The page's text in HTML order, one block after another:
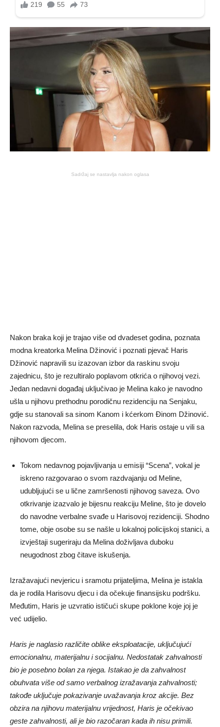
Sadržaj se nastavlja nakon oglasa
Nakon braka koji je trajao više od dvadeset godina, poznata
modna kreatorka Melina Džinović i poznati pjevač Haris
Džinović napravili su izazovan izbor da raskinu svoju
zajednicu, što je rezultiralo poplavom otkrića o njihovoj vezi.
Jedan nedavni događaj uključivao je Melina kako je navodno
ušla u njihovu prethodnu porodičnu rezidenciju na Senjaku,
gdje su stanovali sa sinom Kanom i kćerkom Đinom Džinović.
Nakon razvoda, Melina se preselila, dok Haris ostaje u vili sa
njihovom djecom.
Tokom nedavnog pojavljivanja u emisiji “Scena”, vokal je
iskreno razgovarao o svom razdvajanju od Meline,
udubljujući se u lične zamršenosti njihovog saveza. Ovo
otkrivanje izazvalo je bijesnu reakciju Meline, što je dovelo
do navodne verbalne svađe u Harisovoj rezidenciji. Shodno
tome, obje osobe su se našle u lokalnoj policijskoj stanici, a
izvještaji sugeriraju da Melina doživljava duboku
neugodnost zbog čitave iskušenja.
Izražavajući nevjericu i sramotu prijateljima, Melina je istakla
da je rodila Harisovu djecu i da očekuje finansijsku podršku.
Međutim, Haris je uzvratio ističući skupe poklone koje joj je
već udijelio.
Haris je naglasio različite oblike eksploatacije, uključujući
emocionalnu, materijalnu i socijalnu. Nedostatak zahvalnosti
bio je posebno bolan za njega. Istakao je da zahvalnost
obuhvata više od samo verbalnog izražavanja zahvalnosti;
takođe uključuje pokazivanje uvažavanja kroz akcije. Bez
obzira na njihovu materijalnu vrijednost, Haris je očekivao
geste zahvalnosti, ali je bio razočaran kada ih nisu primili.